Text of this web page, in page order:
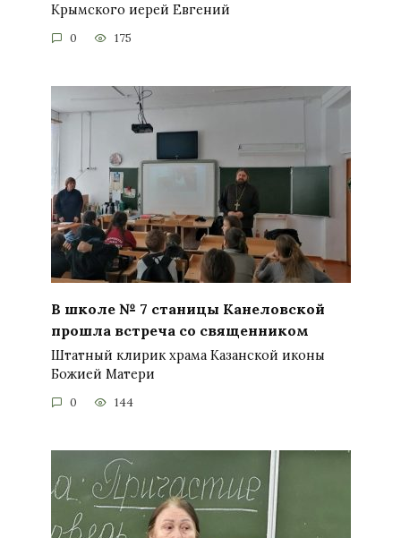
Крымского иерей Евгений
0 175
В школе № 7 станицы Канеловской
прошла встреча со священником
Штатный клирик храма Казанской иконы
Божией Матери
0 144